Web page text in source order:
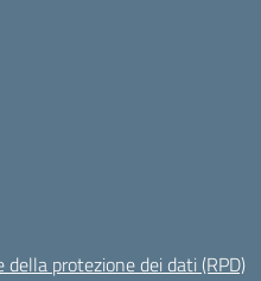
protezione dei dati (RPD)